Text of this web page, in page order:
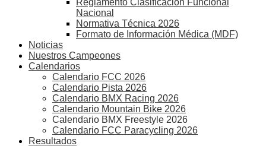
Reglamento Clasificación Funcional
Nacional
Normativa Técnica 2026
Formato de Información Médica (MDF)
Noticias
Nuestros Campeones
Calendarios
Calendario FCC 2026
Calendario Pista 2026
Calendario BMX Racing 2026
Calendario Mountain Bike 2026
Calendario BMX Freestyle 2026
Calendario FCC Paracycling 2026
Resultados